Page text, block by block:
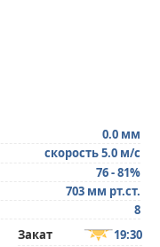
0.0 мм
скорость 5.0 м/с
76 - 81%
703 мм рт.ст.
8
Закат 19:30